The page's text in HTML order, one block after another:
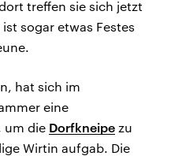
treffen sie sich jetzt
sogar etwas Festes
hat sich im
eine
um die Dorfkneipe zu
Wirtin aufgab. Die